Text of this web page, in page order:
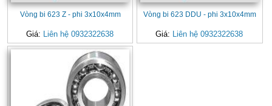
Vòng bi 623 Z - phi 3x10x4mm
Giá: Liên hệ 0932322638
Vòng bi 623 DDU - phi 3x10x4mm
Giá: Liên hệ 0932322638